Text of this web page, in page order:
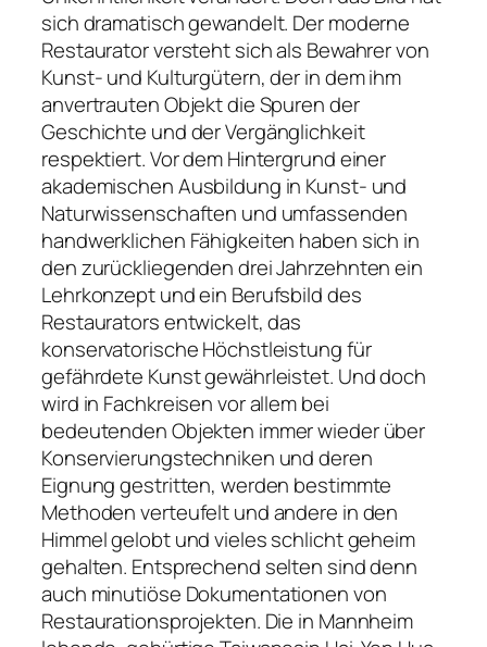
sich dramatisch gewandelt. Der moderne
Restaurator versteht sich als Bewahrer von
Kunst- und Kulturgütern, der in dem ihm
anvertrauten Objekt die Spuren der
Geschichte und der Vergänglichkeit
respektiert. Vor dem Hintergrund einer
akademischen Ausbildung in Kunst- und
Naturwissenschaften und umfassenden
handwerklichen Fähigkeiten haben sich in
den zurückliegenden drei Jahrzehnten ein
Lehrkonzept und ein Berufsbild des
Restaurators entwickelt, das
konservatorische Höchstleistung für
gefährdete Kunst gewährleistet. Und doch
wird in Fachkreisen vor allem bei
bedeutenden Objekten immer wieder über
Konservierungstechniken und deren
Eignung gestritten, werden bestimmte
Methoden verteufelt und andere in den
Himmel gelobt und vieles schlicht geheim
gehalten. Entsprechend selten sind denn
auch minutiöse Dokumentationen von
Restaurationsprojekten. Die in Mannheim